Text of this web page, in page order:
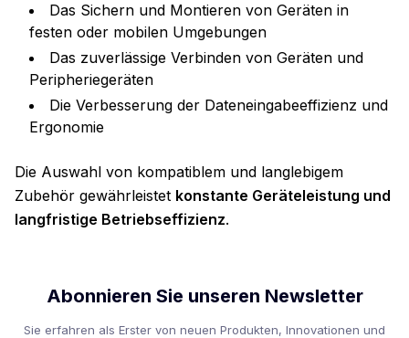
Das Sichern und Montieren von Geräten in
festen oder mobilen Umgebungen
Das zuverlässige Verbinden von Geräten und
Peripheriegeräten
Die Verbesserung der Dateneingabeeffizienz und
Ergonomie
Die Auswahl von kompatiblem und langlebigem
Zubehör gewährleistet konstante Geräteleistung und
langfristige Betriebseffizienz.
Abonnieren Sie unseren Newsletter
Sie erfahren als Erster von neuen Produkten, Innovationen und